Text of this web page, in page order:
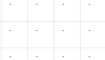
- - - -
- - - -
- - - -